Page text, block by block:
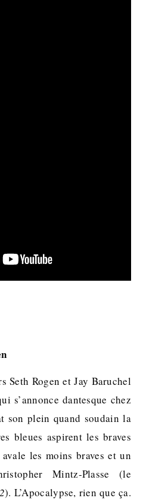
s’annonce dantesque chez
son plein quand soudain la
bleues aspirent les braves
les moins braves et un
Mintz-Plasse (le
). L’Apocalypse, rien que ça.